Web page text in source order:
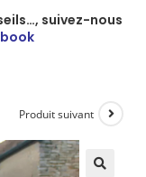
suivez-nous
Produit suivant